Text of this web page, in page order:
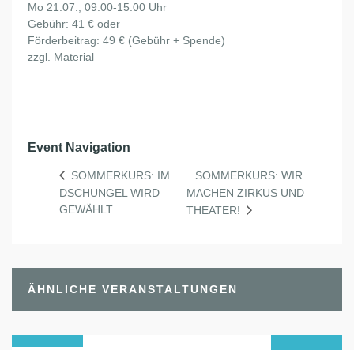
Mo 21.07., 09.00-15.00 Uhr
Gebühr: 41 € oder
Förderbeitrag: 49 € (Gebühr + Spende)
zzgl. Material
Event Navigation
SOMMERKURS: IM
DSCHUNGEL WIRD
GEWÄHLT
SOMMERKURS: WIR
MACHEN ZIRKUS UND
THEATER!
ÄHNLICHE VERANSTALTUNGEN